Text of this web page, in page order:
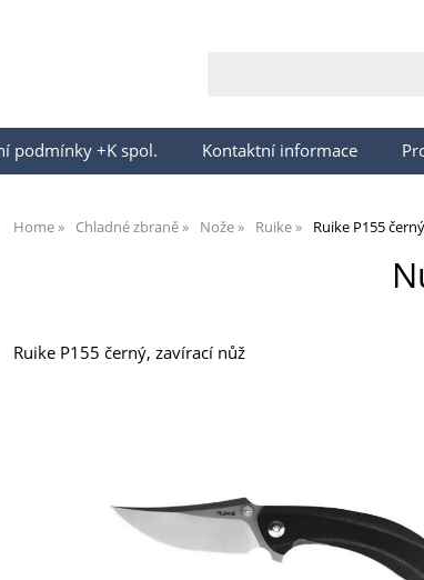
podmínky +K spol. Kontaktní informace
Home Chladné zbraně Nože Ruike Ruike P155 černý
Ruike P155 černý, zavírací nůž